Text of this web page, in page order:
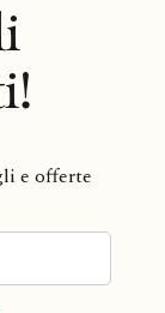
e offerte